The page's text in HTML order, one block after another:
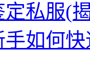
私服(
如何